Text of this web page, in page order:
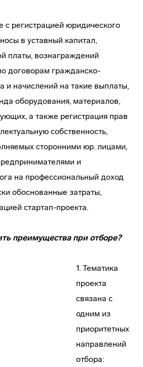
с регистрацией юридического
в уставный капитал,
платы, вознаграждений
договорам гражданско-
и начислений на такие выплаты,
оборудования, материалов,
а также регистрация прав
собственность,
сторонними юр. лицами,
и
на профессиональный доход
обоснованные затраты,
стартап-проекта.
преимущества при отборе?
1. Тематика
проекта
связана с
одним из
приоритетных
направлений
отбора: